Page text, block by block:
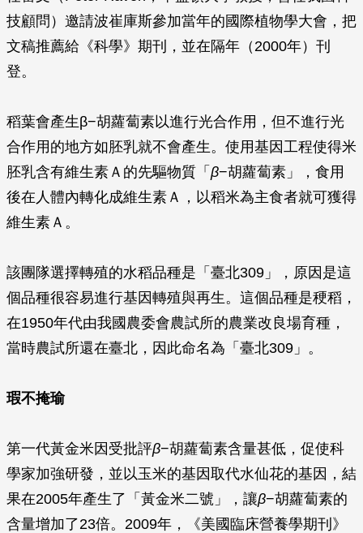
技顧問）邀請波崔庫斯參加當年的國際植物學大會，把
文稿推薦給《科學》期刊，並在隔年（2000年）刊
登。
稻葉會產生β−胡蘿蔔素以進行光合作用，但不進行光
合作用的地方如胚乳就不會產生。使用基因工程使得米
胚乳含有維生素Ａ的先驅物質「 β−胡蘿蔔素」，食用
後在人體內轉化成維生素Ａ，以稻米為主食者就可獲得
維生素Ａ。
該團隊選擇轉殖的水稻品種是「臺北309」，原因是這
個品種很容易進行基因轉殖與再生。這個品種是稉稻，
在1950年代由我國農委會農試所的農業改良場育種，
當時農試所還在臺北，因此命名為「臺北309」。
瑕不掩瑜
第一代黃金米因受批評β−胡蘿蔔素含量甚低，促使科
學家加強研發，並以玉米的基因取代水仙花的基因，結
果在2005年產生了「黃金米二號」，讓β−胡蘿蔔素的
含量增加了23倍。2009年，《美國臨床營養學期刊》